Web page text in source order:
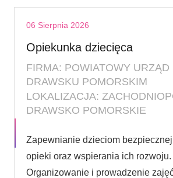
06 Sierpnia 2026
Opiekunka dziecięca
FIRMA: POWIATOWY URZĄD
DRAWSKU POMORSKIM
LOKALIZACJA:
DRAWSKO POMORSKIE
Zapewnianie dzieciom
opieki oraz wspierania ich rozwoju.
Organizowanie i prowadzenie